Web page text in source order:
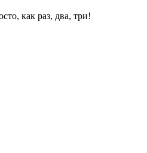
как раз, два, три!